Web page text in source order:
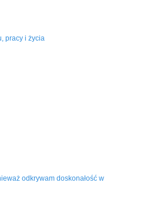
pracy i życia
odkrywam doskonałość w